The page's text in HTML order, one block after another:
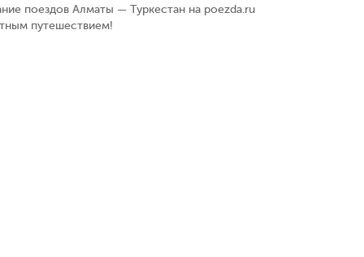
поездов Алматы — Туркестан на poezda.ru
путешествием!